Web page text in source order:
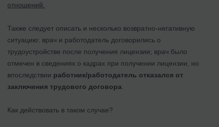
отношений.
Также следует описать и несколько возвратно-негативную
ситуацию: врач и работодатель договорились о
трудоустройстве после получения лицензии; врач было
отмечен в сведениях о кадрах при получении лицензии, но
впоследствии работник/работодатель отказался от
заключения трудового договора
Как действовать в таком случае?